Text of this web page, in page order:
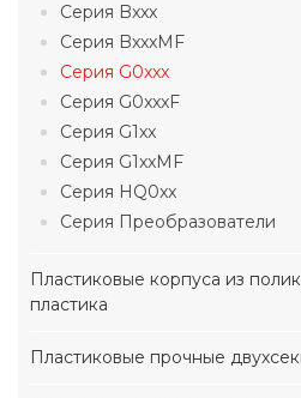
Серия Bxxx
Серия BxxxMF
Серия G0xxx
Серия G0xxxF
Серия G1xx
Серия G1xxMF
Серия HQ0xx
Серия Преобразователи
Пластиковые корпуса из
пластика
Пластиковые прочные